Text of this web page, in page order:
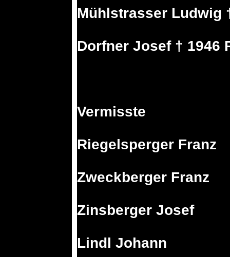
Mühlstrasser Ludwig
Dorfner Josef † 1946
Vermisste
Riegelsperger Franz
Zweckberger Franz
Zinsberger Josef
Lindl Johann